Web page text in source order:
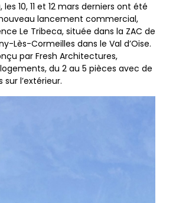
10, 11 et 12 mars derniers ont été
lancement commercial,
Le Tribeca, située dans la ZAC de
Lès-Cormeilles dans le Val d’Oise.
par Fresh Architectures,
du 2 au 5 pièces avec de
l’extérieur.